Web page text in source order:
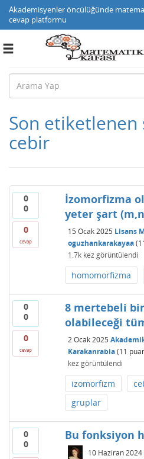
Akademisyenler öncülüğünde
cevap platformu
Toggle
Son
cebir
0
0
0
cevap
İzomorfizma
yeter şart
15 Ocak 2025 Lisans
oguzhankarakayaa (
1.7kkez görüntülendi
homomorfizma
0
0
0
cevap
8 mertebeli
olabileceği
2 Ocak 2025
Karakanrabia (11
kez görüntülendi
izomorfizm
gruplar
0
0
Bu fonksiyon
10 Haziran 2024